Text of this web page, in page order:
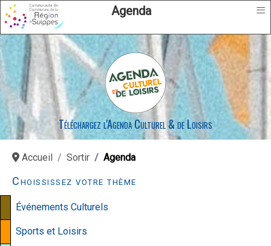
Agenda ≡
Téléchargez l'Agenda Culturel & de Loisirs
Accueil Sortir Agenda
Choississez votre thème
Événements Culturels
Sports et Loisirs